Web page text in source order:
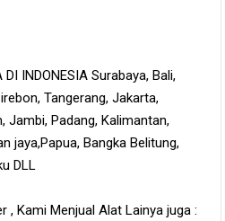
INDONESIA Surabaya, Bali,
Tangerang, Jakarta,
Jambi, Padang, Kalimantan,
jaya,Papua, Bangka Belitung,
DLL
, Kami Menjual Alat Lainya juga :